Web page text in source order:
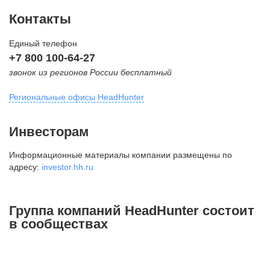
Контакты
Единый телефон
+7 800 100-64-27
звонок из регионов России бесплатный
Региональные офисы HeadHunter
внутригородская территория
Муниципальный округ Тверской,
2-я Брестская ул., д. 48,
+7 495 980-64-27
Инвесторам
Информационные материалы компании размещены по
адресу: investor.hh.ru
Группа компаний HeadHunter состоит
в сообществах